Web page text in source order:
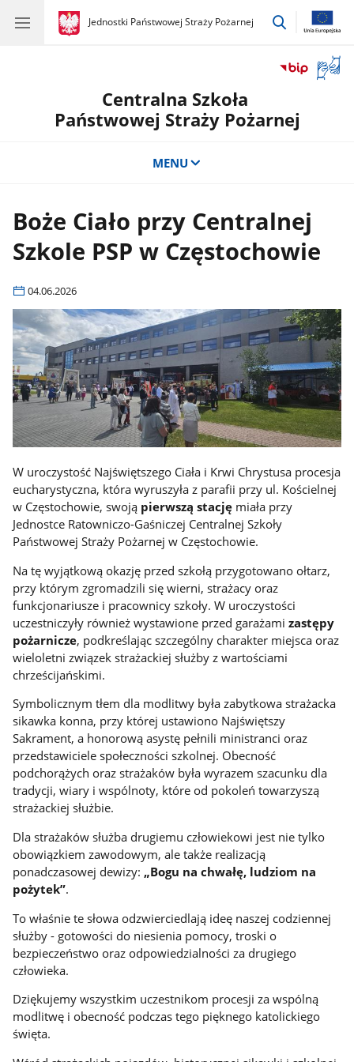
gov.pl
Jednostki Państwowej Straży Pożarnej
gov.pl
Jednostki
przejdź
okno
Centralna Szkoła
Państwowej Straży Pożarnej
MENU
Boże Ciało przy Centralnej
Szkole PSP w Częstochowie
04.06.2026
W uroczystość Najświętszego Ciała i Krwi Chrystusa procesja
eucharystyczna, która wyruszyła z parafii przy ul. Kościelnej
w Częstochowie, swoją pierwszą stację miała przy
Jednostce Ratowniczo-Gaśniczej Centralnej Szkoły
Państwowej Straży Pożarnej w Częstochowie.
Na tę wyjątkową okazję przed szkołą przygotowano ołtarz,
przy którym zgromadzili się wierni, strażacy oraz
funkcjonariusze i pracownicy szkoły. W uroczystości
uczestniczyły również wystawione przed garażamizastępy
pożarnicze, podkreślając szczególny charakter miejsca oraz
wieloletni związek strażackiej służby z wartościami
chrześcijańskimi.
Symbolicznym tłem dla modlitwy była zabytkowa strażacka
sikawka konna, przy której ustawiono Najświętszy
Sakrament, a honorową asystę pełnili ministranci oraz
przedstawiciele społeczności szkolnej. Obecność
podchorążych oraz strażaków była wyrazem szacunku dla
tradycji, wiary i wspólnoty, które od pokoleń towarzyszą
strażackiej służbie.
Dla strażaków służba drugiemu człowiekowi jest nie tylko
obowiązkiem zawodowym, ale także realizacją
ponadczasowej dewizy: „Bogu na chwałę, ludziom na
pożytek”.
To właśnie te słowa odzwierciedlają ideę naszej codziennej
służby - gotowości do niesienia pomocy, troski o
bezpieczeństwo oraz odpowiedzialności za drugiego
człowieka.
Dziękujemy wszystkim uczestnikom procesji za wspólną
modlitwę i obecność podczas tego pięknego katolickiego
święta.